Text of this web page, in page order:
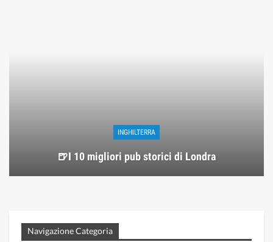
INGHILTERRA
🍺I 10 migliori pub storici di Londra
Navigazione Categoria